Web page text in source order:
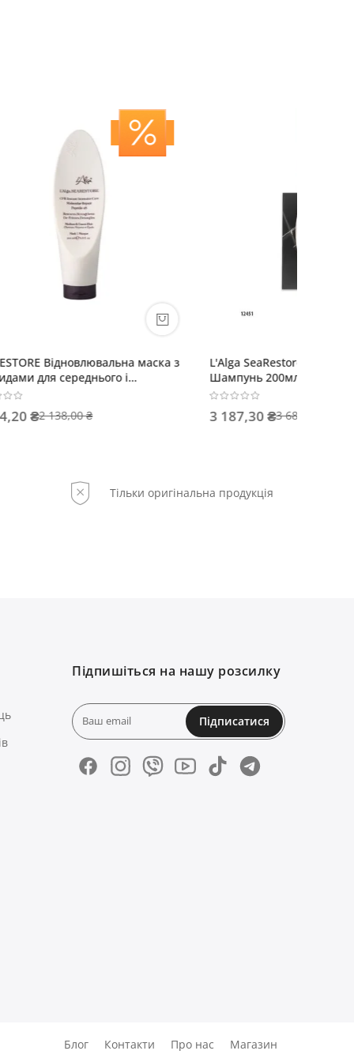
SEALUSH Сироватка термозахисна
відновлювальна
1 618,20 ₴
Тільки оригінальна продукція
Підпишіться на нашу розсилку
Підписатися
Магазин
Про нас
Контакти
Блог